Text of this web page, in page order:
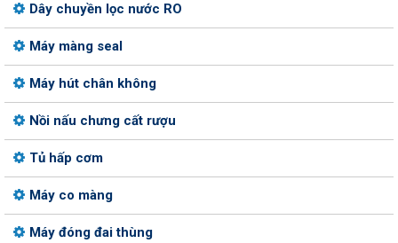
Dây chuyền lọc nước RO
Máy màng seal
Máy hút chân không
Nồi nấu chưng cất rượu
Tủ hấp cơm
Máy co màng
Máy đóng đai thùng